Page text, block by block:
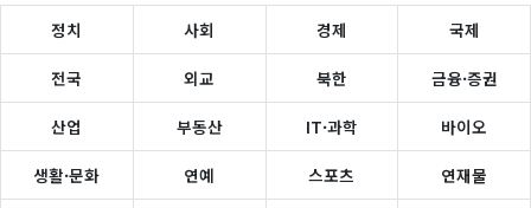
정치 사회 경제 국제
전국 외교 북한 금융·증권
산업 부동산 IT·과학 바이오
생활·문화 연예 스포츠 연재물